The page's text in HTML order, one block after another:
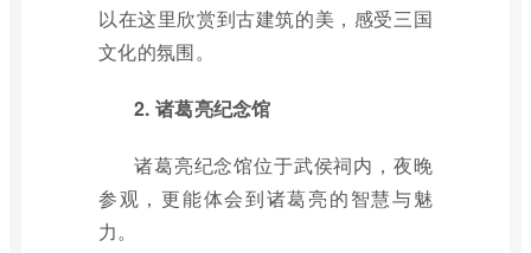
以在这里欣赏到古建筑的美，感受三国
文化的氛围。
2. 诸葛亮纪念馆
诸葛亮纪念馆位于武侯祠内，夜晚
参观，更能体会到诸葛亮的智慧与魅
力。